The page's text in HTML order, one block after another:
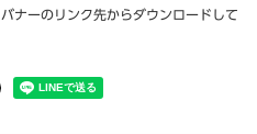
ナーのリンク先からダウンロードして